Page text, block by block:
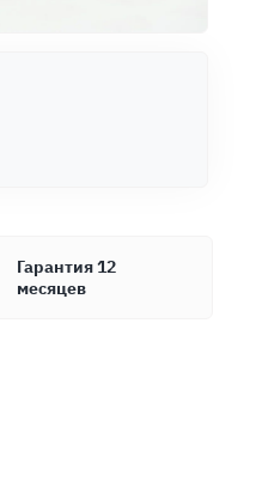
Гарантия 12
месяцев